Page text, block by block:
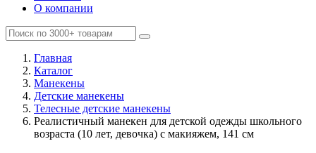
О компании
Главная
Каталог
Манекены
Детские манекены
Телесные детские манекены
Реалистичный манекен для детской одежды школьного
возраста (10 лет, девочка) с макияжем, 141 см